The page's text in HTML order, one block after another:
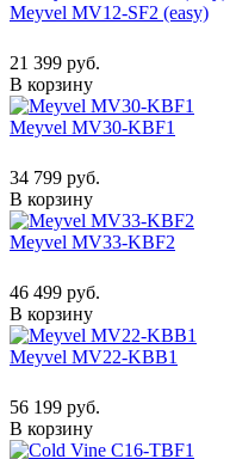
Meyvel MV12-SF2 (easy)
21 399 руб.
В корзину
Meyvel MV30-KBF1
34 799 руб.
В корзину
Meyvel MV33-KBF2
46 499 руб.
В корзину
Meyvel MV22-KBB1
56 199 руб.
В корзину